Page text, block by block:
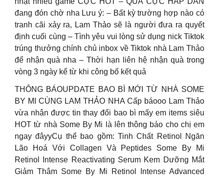
đang đón chờ nha Lưu ý: – Bất kỳ trường hợp nào có
tranh cãi xảy ra, Lam Thảo sẽ là người đưa ra quyết
định cuối cùng – Tình yêu vui lòng sử dụng nick Tiktok
trúng thưởng chính chủ inbox về Tiktok nhà Lam Thảo
để nhận quà nha – Thời hạn liên hệ nhận quà trong
vòng 3 ngày kể từ khi công bố kết quả
THÔNG BÁOUPDATE BAO BÌ MỚI TỪ NHÀ SOME
BY MI CÙNG LAM THẢO NHA Cấp báooo Lam Thảo
vừa nhận được tin thay đổi bao bì mấy em items siêu
HOT từ nhà Some By Mi là lên thông báo cho chị em
ngay đâyyCụ thể bao gồm: Tinh Chất Retinol Ngăn
Lão Hoá Với Collagen Và Peptides Some By Mi
Retinol Intense Reactivating Serum Kem Dưỡng Mắt
Giảm Thâm Some By Mi Retinol Intense Advanced